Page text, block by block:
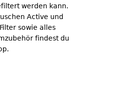
werden kann.
Active und
sowie alles
findest du